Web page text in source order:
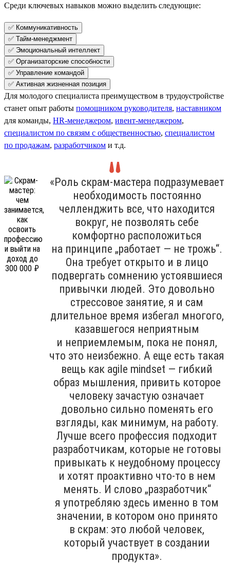
Среди ключевых навыков можно выделить следующие:
✅ Коммуникативность
✅ Тайм-менеджмент
✅ Эмоциональный интеллект
✅ Организаторские способности
✅ Управление командой
✅ Активная жизненная позиция
Для молодого специалиста преимуществом в трудоустройстве
станет опыт работы помощником руководителя, наставником
для команды, HR-менеджером, ивент-менеджером,
специалистом по связям с общественностью, специалистом
по продажам, разработчиком и т.д.
«Роль скрам-мастера подразумевает
необходимость постоянно
челленджить все, что находится
вокруг, не позволять себе
комфортно расположиться
на принципе „работает — не трожь“.
Она требует открыто и в лицо
подвергать сомнению устоявшиеся
привычки людей. Это довольно
стрессовое занятие, я и сам
длительное время избегал многого,
казавшегося неприятным
и неприемлемым, пока не понял,
что это неизбежно. А еще есть такая
вещь как agile mindset — гибкий
образ мышления, привить которое
человеку зачастую означает
довольно сильно поменять его
взгляды, как минимум, на работу.
Лучше всего профессия подходит
разработчикам, которые не готовы
привыкать к неудобному процессу
и хотят проактивно что-то в нем
менять. И слово „разработчик“
я употребляю здесь именно в том
значении, в котором оно принято
в скрам: это любой человек,
который участвует в создании
продукта».